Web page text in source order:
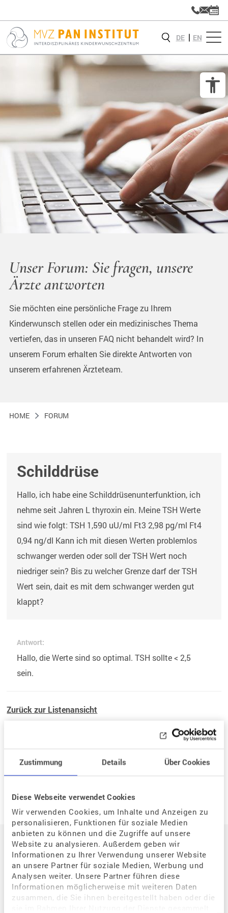
Zustimmung Details Über Cookies
Diese Webseite verwendet Cookies
Wir verwenden Cookies, um Inhalte und Anzeigen zu
personalisieren, Funktionen für soziale Medien
anbieten zu können und die Zugriffe auf unsere
Website zu analysieren. Außerdem geben wir
Informationen zu Ihrer Verwendung unserer Website
an unsere Partner für soziale Medien, Werbung und
Analysen weiter. Unsere Partner führen diese
Informationen möglicherweise mit weiteren Daten
zusammen, die Sie ihnen bereitgestellt haben oder die
DE EN
Unser Forum: Sie fragen, unsere
Ärzte antworten
Sie möchten eine persönliche Frage zu Ihrem
Kinderwunsch stellen oder ein medizinisches Thema
vertiefen, das in unseren FAQ nicht behandelt wird? In
unserem Forum erhalten Sie direkte Antworten von
unserem erfahrenen Ärzteteam.
HOME FORUM
Schilddrüse
Hallo, ich habe eine Schilddrüsenunterfunktion, ich
nehme seit Jahren L thyroxin ein. Meine TSH Werte
sind wie folgt: TSH 1,590 uU/ml Ft3 2,98 pg/ml Ft4
0,94 ng/dl Kann ich mit diesen Werten problemlos
schwanger werden oder soll der TSH Wert noch
niedriger sein? Bis zu welcher Grenze darf der TSH
Wert sein, dait es mit dem schwanger werden gut
klappt?
Antwort:
Hallo, die Werte sind so optimal. TSH sollte < 2,5
sein.
Zurück zur Listenansicht
Auf einen Blick
Der Weg zum eigenen Kind
Situation / Diagnostik
Wie kann assistierte Reproduktion mir helfen?